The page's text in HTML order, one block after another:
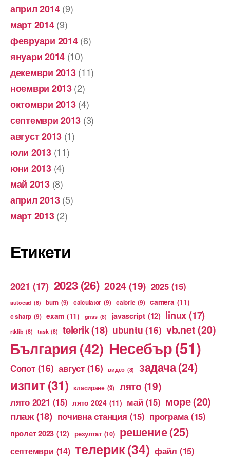
април 2014(9)
март 2014(9)
февруари 2014(6)
януари 2014 (10)
декември 2013(11)
ноември 2013(2)
октомври 2013(4)
септември 2013 (3)
август 2013 (1)
юли 2013(11)
юни 2013(4)
май 2013(8)
април 2013(5)
март 2013(2)
Етикети
2021 (17) 2023 (26) 2024 (19) 2025 (15)
autocad (8) burn (9) calculator (9) calorie (9) camera (11)
c sharp (9) exam (11) gnss (8) javascript (12) linux(17)
rtklib (8) task (8) telerik(18) ubuntu (16) vb.net(20)
България (42) Несебър(51)
Сопот (16) август (16) видео (8) задача(24)
изпит (31) класиране (9) лято (19)
лято 2021 (15) лято 2024 (11) май (15) море(20)
плаж(18) почивна станция (15) програма (15)
пролет 2023 (12) резултат (10) решение(25)
септември (14) телерик(34) файл (15)